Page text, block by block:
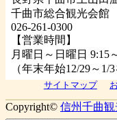
千曲市総合観光会館
026-261-0300
【営業時間】
月曜日～日曜日 9:15
（年末年始12/29～1/3
サイトマップ
Copyright© 信州千曲観